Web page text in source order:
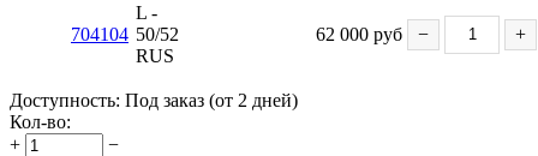
704104
L -
50/52
RUS
62 000 руб − +
Доступность: Под заказ (от 2 дней)
Кол-во:
+
−